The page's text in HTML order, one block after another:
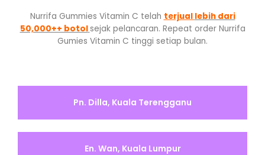
Nurrifa Gummies Vitamin C telah terjual lebih dari
50,000++ botol sejak pelancaran. Repeat order Nurrifa
Gumies Vitamin C tinggi setiap bulan.
Pn. Dilla, Kuala Terengganu
En. Wan, Kuala Lumpur